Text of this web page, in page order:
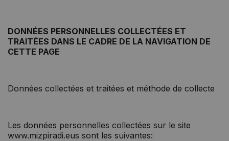
DONNÉES PERSONNELLES COLLECTÉES ET
TRAITÉES DANS LE CADRE DE LA NAVIGATION DE
CETTE PAGE
Données collectées et traitées et méthode de collecte
Les données personnelles collectées sur le site
www.mizpiradi.eus sont les suivantes: